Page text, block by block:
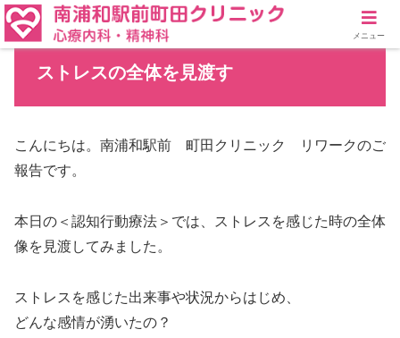
ストレスの全体を見渡す
こんにちは。南浦和駅前 町田クリニック リワークのご
報告です。
本日の＜認知行動療法＞では、ストレスを感じた時の全体
像を見渡してみました。
ストレスを感じた出来事や状況からはじめ、
どんな感情が湧いたの？
メニュー